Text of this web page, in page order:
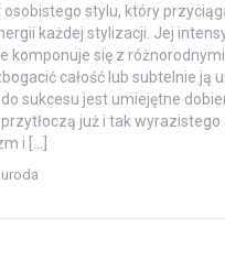
stylu, który
każdej stylizacji. Jej
komponuje się z
całość lub subtelnie ją
sukcesu jest umiejętne
już i tak wyrazistego
i […]